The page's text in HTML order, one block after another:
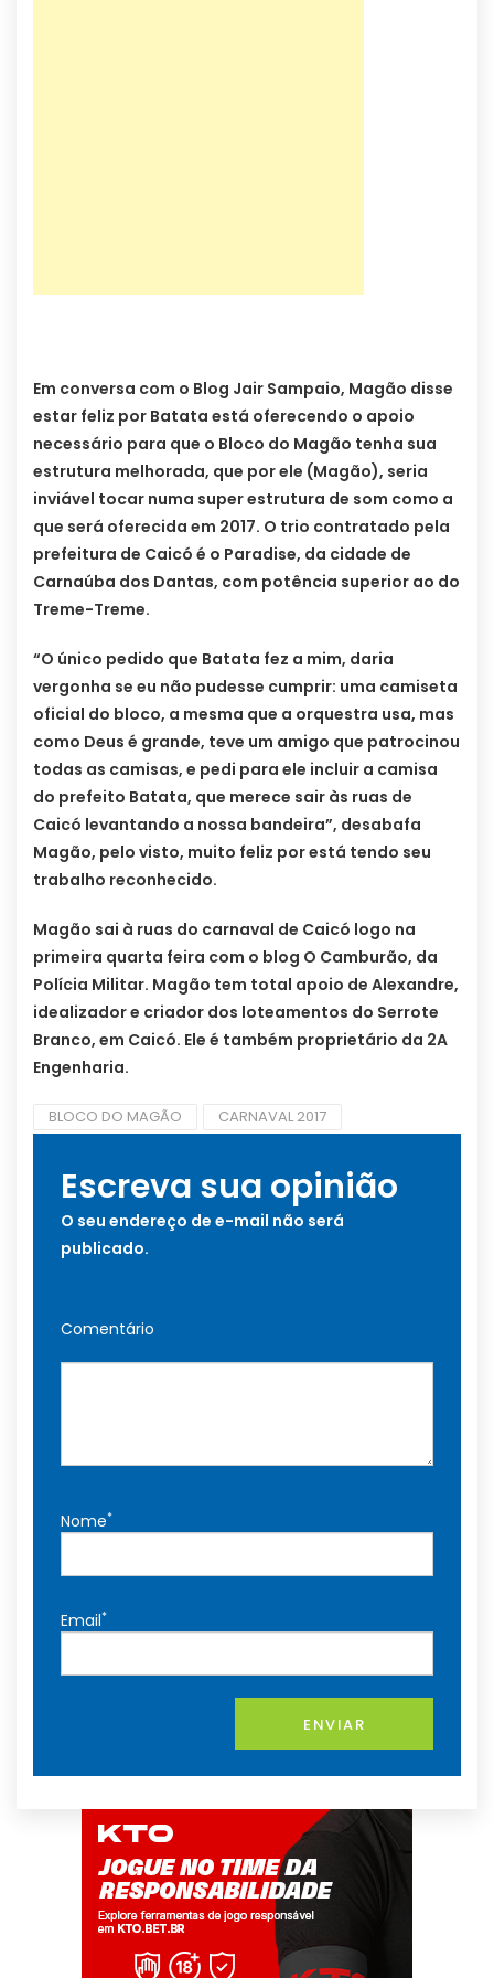
Em conversa com o Blog Jair Sampaio, Magão disse
estar feliz por Batata está oferecendo o apoio
necessário para que o Bloco do Magão tenha sua
estrutura melhorada, que por ele (Magão), seria
inviável tocar numa super estrutura de som como a
que será oferecida em 2017. O trio contratado pela
prefeitura de Caicó é o Paradise, da cidade de
Carnaúba dos Dantas, com potência superior ao do
Treme-Treme.
“O único pedido que Batata fez a mim, daria
vergonha se eu não pudesse cumprir: uma camiseta
oficial do bloco, a mesma que a orquestra usa, mas
como Deus é grande, teve um amigo que patrocinou
todas as camisas, e pedi para ele incluir a camisa
do prefeito Batata, que merece sair às ruas de
Caicó levantando a nossa bandeira”, desabafa
Magão, pelo visto, muito feliz por está tendo seu
trabalho reconhecido.
Magão sai à ruas do carnaval de Caicó logo na
primeira quarta feira com o blog O Camburão, da
Polícia Militar. Magão tem total apoio de Alexandre,
idealizador e criador dos loteamentos do Serrote
Branco, em Caicó. Ele é também proprietário da 2A
Engenharia.
BLOCO DO MAGÃO CARNAVAL 2017
Escreva sua opinião
O seu endereço de e-mail não será
publicado.
Comentário
Nome*
Email*
ENVIAR